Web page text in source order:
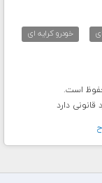
خودرو کرایه ای
دارد